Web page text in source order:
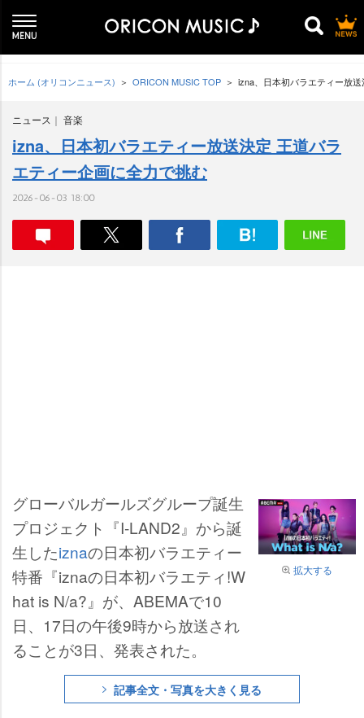
ホーム (オリコンニュース) ORICON MUSIC TOP izna、日本初バラエティー放
ニュース 音楽
izna、日本初バラエティー放送決定 王道バラ
エティー企画に全力で挑む
2026-06-03 18:00
拡大する
グローバルガールズグループ誕生
プロジェクト『I-LAND2』から誕
生したiznaの日本初バラエティー
特番『iznaの日本初バラエティ!W
hat is N/a?』が、ABEMAで10
日、17日の午後9時から放送され
ることが3日、発表された。
記事全文・写真を大きく見る